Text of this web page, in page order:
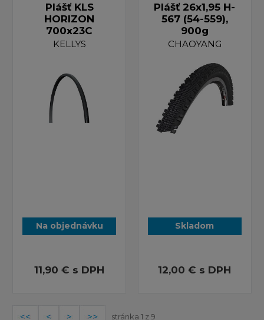
Plášť KLS
HORIZON
700x23C
KELLYS
Na objednávku
11,90 € s DPH
Plášť 26x1,95 H-
567 (54-559),
900g
CHAOYANG
Skladom
12,00 € s DPH
stránka 1 z 9